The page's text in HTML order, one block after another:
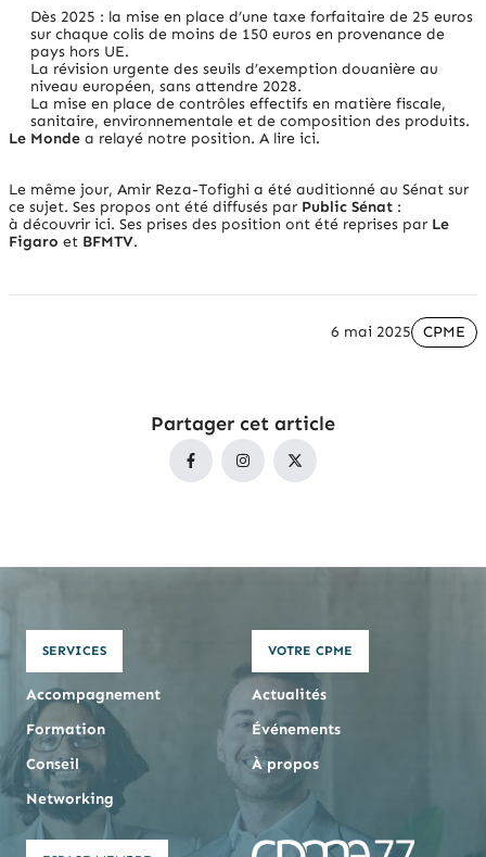
Dès 2025 : la mise en place d’une taxe forfaitaire de 25 euros
sur chaque colis de moins de 150 euros en provenance de
pays hors UE.
La révision urgente des seuils d’exemption douanière au
niveau européen, sans attendre 2028.
La mise en place de contrôles effectifs en matière fiscale,
sanitaire, environnementale et de composition des produits.
Le Monde a relayé notre position. A lire ici.
Le même jour, Amir Reza-Tofighi a été auditionné au Sénat sur
ce sujet. Ses propos ont été diffusés par Public Sénat :
à découvrir ici. Ses prises des position ont été reprises par Le
Figaro et BFMTV.
6 mai 2025 CPME
Partager cet article
SERVICES
Accompagnement
Formation
Conseil
Networking
VOTRE CPME
Actualités
Événements
À propos